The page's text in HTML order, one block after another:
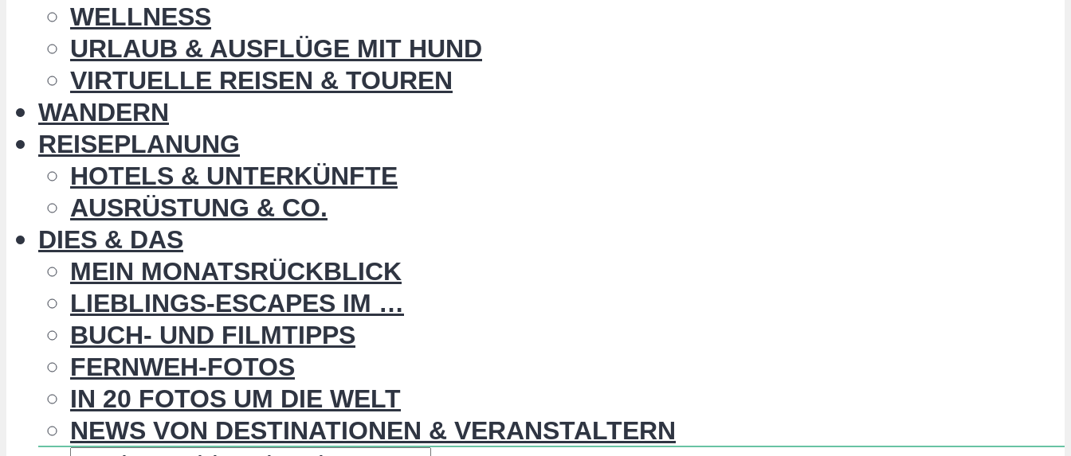
WELLNESS
URLAUB & AUSFLÜGE MIT HUND
VIRTUELLE REISEN & TOUREN
WANDERN
REISEPLANUNG
HOTELS & UNTERKÜNFTE
AUSRÜSTUNG & CO.
DIES & DAS
MEIN MONATSRÜCKBLICK
LIEBLINGS-ESCAPES IM …
BUCH- UND FILMTIPPS
FERNWEH-FOTOS
IN 20 FOTOS UM DIE WELT
NEWS VON DESTINATIONEN & VERANSTALTERN